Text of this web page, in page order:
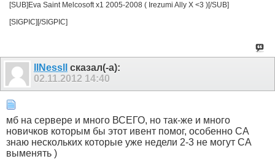
[SUB]Eva Saint Melcosoft x1 2005-2008 ( Irezumi Ally X <3 )[/SUB]
[SIGPIC][/SIGPIC]
llNessll
сказал(-а):
02.11.2012 14:40
мб на сервере и много ВСЕГО, но так-же и много
новичков которым бы этот ивент помог, особенно СА
знаю нескольких которые уже недели 2-3 не могут СА
выменять )